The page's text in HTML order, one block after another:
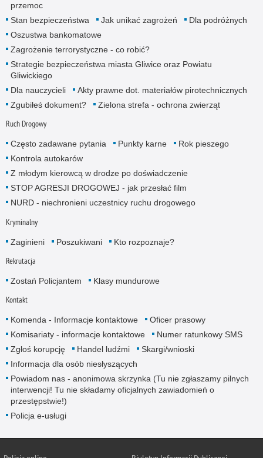
przemoc
Stan bezpieczeństwa
Jak unikać zagrożeń
Dla podróżnych
Oszustwa bankomatowe
Zagrożenie terrorystyczne - co robić?
Strategie bezpieczeństwa miasta Gliwice oraz Powiatu
Gliwickiego
Dla nauczycieli
Akty prawne dot. materiałów pirotechnicznych
Zgubiłeś dokument?
Zielona strefa - ochrona zwierząt
Ruch Drogowy
Często zadawane pytania Punkty karne
Rok pieszego
Kontrola autokarów
Z młodym kierowcą w drodze po doświadczenie
STOP AGRESJI DROGOWEJ - jak przesłać film
NURD - niechronieni uczestnicy ruchu drogowego
Kryminalny
Zaginieni Poszukiwani Kto rozpoznaje?
Rekrutacja
Zostań Policjantem Klasy mundurowe
Kontakt
Komenda - Informacje kontaktowe
Oficer prasowy
Komisariaty - informacje kontaktowe
Numer ratunkowy SMS
Zgłoś korupcję
Handel ludźmi
Skargi/wnioski
Informacja dla osób niesłyszących
Powiadom nas - anonimowa skrzynka (Tu nie zgłaszamy pilnych
interwencji! Tu nie składamy oficjalnych zawiadomień o
przestępstwie!)
Policja e-usługi